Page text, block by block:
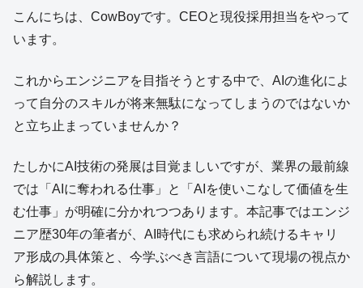
こんにちは、CowBoyです。CEOと現役採用担当をやって
います。
これからエンジニアを目指そうとする中で、AIの進化によ
って自分のスキルが将来無駄になってしまうのではないか
と立ち止まっていませんか？
たしかにAI技術の発展は目覚ましいですが、業界の最前線
では「AIに奪われる仕事」と「AIを使いこなして価値を生
む仕事」が明確に分かれつつあります。本記事ではエンジ
ニア歴30年の筆者が、AI時代にも求められ続けるキャリ
ア形成の具体策と、今学ぶべき言語について現場の視点か
ら解説します。